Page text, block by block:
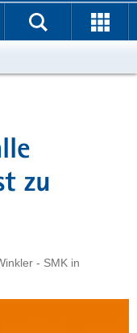
zu
- SMK in